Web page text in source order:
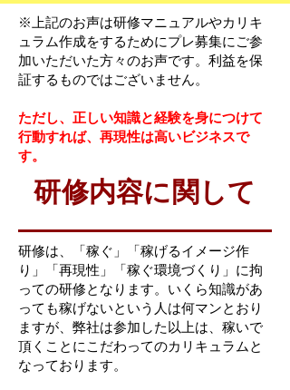
※上記のお声は研修マニュアルやカリキ
ュラム作成をするためにプレ募集にご参
加いただいた方々のお声です。利益を保
証するものではございません。
ただし、正しい知識と経験を身につけて
行動すれば、再現性は高いビジネスで
す。
研修内容に関して
研修は、「稼ぐ」「稼げるイメージ作
り」「再現性」「稼ぐ環境づくり」に拘
っての研修となります。いくら知識があ
っても稼げないという人は何マンとおり
ますが、弊社は参加した以上は、稼いで
頂くことにこだわってのカリキュラムと
なっております。